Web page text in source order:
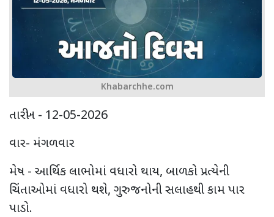
Khabarchhe.com
તારીખ - 12-05-2026
વાર- મંગળવાર
મેષ - આર્થિક લાભોમાં વધારો થાય, બાળકો પ્રત્યેની
ચિંતાઓમાં વધારો થશે, ગુરુજનોની સલાહથી કામ પાર
પાડો.